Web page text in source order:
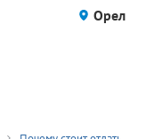
Орел